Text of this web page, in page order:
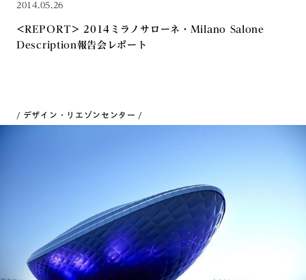
2014.05.26
<REPORT> 2014ミラノサローネ・Milano Salone
Description報告会レポート
デザイン・リエゾンセンター